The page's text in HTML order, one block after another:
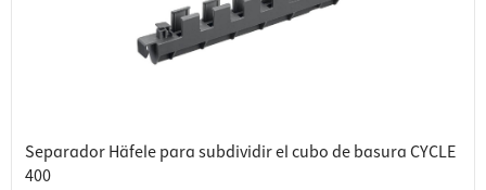
Separador Häfele para subdividir el cubo de basura CYCLE
400